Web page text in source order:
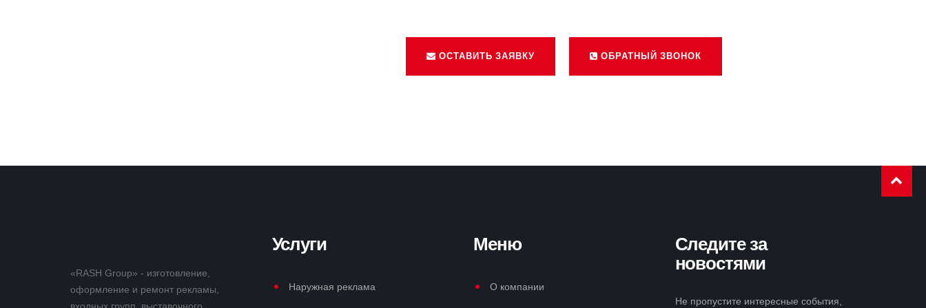
ОСТАВИТЬ ЗАЯВКУ ОБРАТНЫЙ ЗВОНОК
«RASH Group» - изготовление,
оформление и ремонт рекламы,
Услуги
Наружная реклама
Меню
О компании
Следите за
новостями
Не пропустите интересные события,